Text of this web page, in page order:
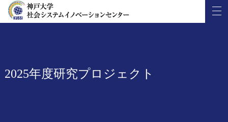
2025年度研究プロジェクト